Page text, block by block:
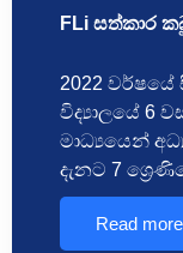
FLi සත්කාර
2022
විද්‍යාලයේ 6
මාධ්‍යයෙන්
දැනට 7
Read more